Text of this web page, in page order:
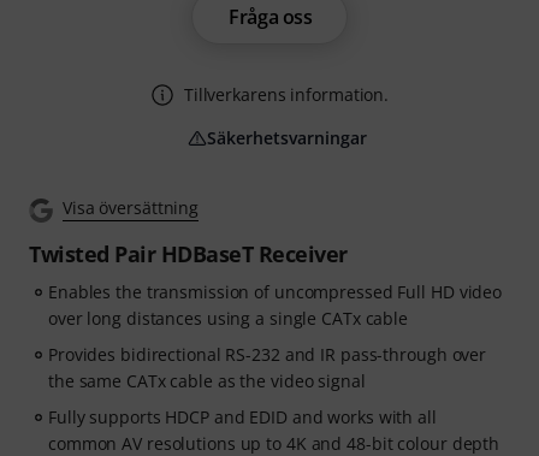
Visa översättning
Twisted Pair HDBaseT Receiver
Enables the transmission of uncompressed Full HD video
over long distances using a single CATx cable
Provides bidirectional RS-232 and IR pass-through over
the same CATx cable as the video signal
Fully supports HDCP and EDID and works with all
common AV resolutions up to 4K and 48-bit colour depth
Fråga oss
Tillverkarens information.
Säkerhetsvarningar